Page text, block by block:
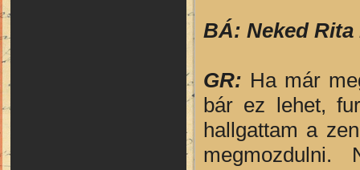
BÁ: Neked
GR: Ha már
bár ez lehet,
hallgattam a
megmozdulni.